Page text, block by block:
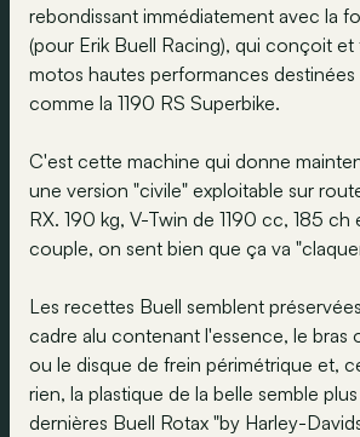
rebondissant immédiatement avec la
(pour Erik Buell Racing), qui conçoit et
motos hautes performances destinées
comme la 1190 RS Superbike.
C'est cette machine qui donne
une version "civile" exploitable sur
RX. 190 kg, V-Twin de 1190 cc, 185 ch
couple, on sent bien que ça va
Les recettes Buell semblent
cadre alu contenant l'essence, le bras
ou le disque de frein périmétrique et,
rien, la plastique de la belle semble
dernières Buell Rotax "by Harley-